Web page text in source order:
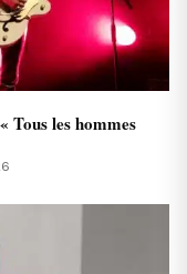
Tous les hommes